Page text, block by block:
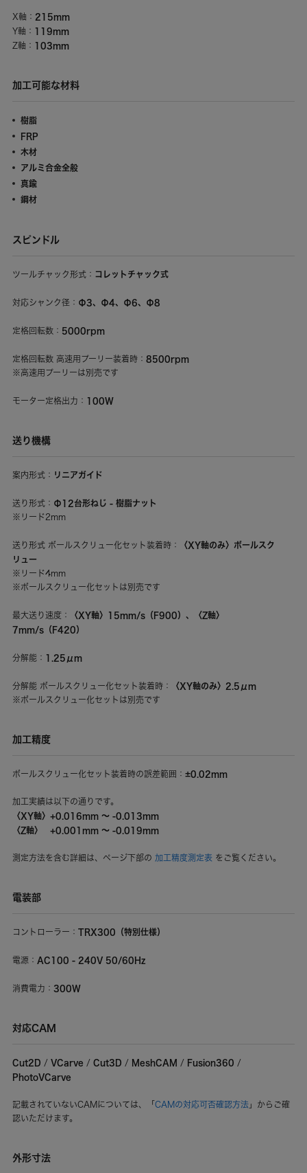
X軸： 215mm
Y軸： 119mm
Z軸： 103mm
加工可能な材料
樹脂
FRP
木材
アルミ合金全般
真鍮
鋼材
スピンドル
ツールチャック形式： コレットチャック式
対応シャンク径： Φ3、Φ4、Φ6、Φ8
定格回転数： 5000rpm
定格回転数 高速用プーリー装着時： 8500rpm
※高速用プーリーは別売です
モーター定格出力： 100W
送り機構
案内形式： リニアガイド
送り形式： Φ12台形ねじ - 樹脂ナット
※リード2mm
送り形式 ボールスクリュー化セット装着時：
〈XY軸のみ〉ボールスク
リュー
※リード4mm
※ボールスクリュー化セットは別売です
最大送り速度：
〈XY軸〉15mm/s（F900）、〈Z軸〉
7mm/s（F420）
分解能： 1.25μm
分解能 ボールスクリュー化セット装着時： 〈XY軸のみ〉2.5μm
※ボールスクリュー化セットは別売です
加工精度
ボールスクリュー化セット装着時の誤差範囲： ±0.02mm
加工実績は以下の通りです。
〈XY軸〉+0.016mm ～ -0.013mm
〈Z軸〉
+0.001mm ～ -0.019mm
測定方法を含む詳細は、ページ下部の 加工精度測定表 をご覧ください。
電装部
コントローラー： TRX300（特別仕様）
電源： AC100 - 240V 50/60Hz
消費電力： 300W
対応CAM
Cut2D / VCarve / Cut3D / MeshCAM / Fusion360 /
PhotoVCarve
記載されていないCAMについては、「 CAMの対応可否確認方法 」からご確
認いただけます。
外形寸法